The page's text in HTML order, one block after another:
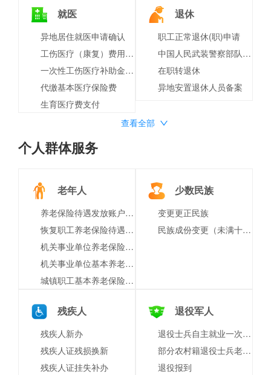
就医
异地居住就医申请确认
工伤医疗（康复）费用申报
一次性工伤医疗补助金申请
代缴基本医疗保险费
生育医疗费支付
退休
职工正常退休(职)申请
中国人民武装警察部队、军队离休、退休干部和退休士官的抚恤优待的给付
在职转退休
异地安置退休人员备案
查看全部
个人群体服务
老年人
养老保险待遇发放账户维护申请
恢复职工养老保险待遇申请
机关事业单位养老保险关系转移接续申请
机关事业单位基本养老保险与城镇企业职工基本养老保险互转申请
城镇职工基本养老保险与城乡居民基本养老保险制度衔接申请
少数民族
变更更正民族
民族成份变更（未满十八岁）
残疾人
残疾人新办
残疾人证残损换新
残疾人证挂失补办
退役军人
退役士兵自主就业一次性经济补助金的给付
部分农村籍退役士兵老年生活补助的发放
退役报到